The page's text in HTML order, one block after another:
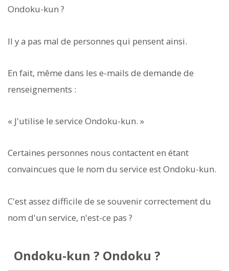
Ondoku-kun ?
Il y a pas mal de personnes qui pensent ainsi.
En fait, même dans les e-mails de demande de
renseignements :
« J'utilise le service Ondoku-kun. »
Certaines personnes nous contactent en étant
convaincues que le nom du service est Ondoku-kun.
C'est assez difficile de se souvenir correctement du
nom d'un service, n'est-ce pas ?
Ondoku-kun ? Ondoku ?